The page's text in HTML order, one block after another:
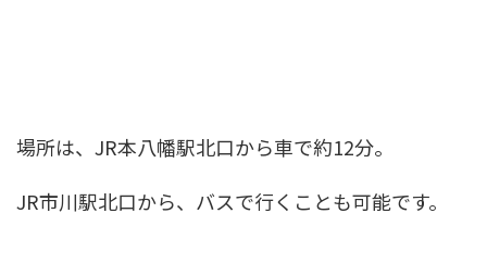
場所は、JR本八幡駅北口から車で約12分。
JR市川駅北口から、バスで行くことも可能です。